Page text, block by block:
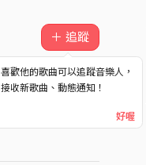
＋ 追蹤
喜歡他的歌曲可以追蹤音樂人，
接收新歌曲、動態通知！
好喔